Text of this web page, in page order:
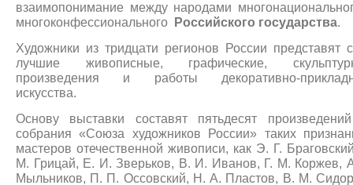
взаимопонимание между народами
многоконфессионального
Российского государства.
Художники из тридцати регионов России представят
лучшие живописные, графические,
произведения и работы декоративно-
искусства.
Основу выставки составят пятьдесят
собрания «Союза художников России» таких
мастеров отечественной живописи, как Э. Г.
М. Грицай, Е. И. Зверьков, В. И. Иванов, Г. М. Коржев,
Мыльников, П. П. Оссовский, Н. А. Пластов, В. М.